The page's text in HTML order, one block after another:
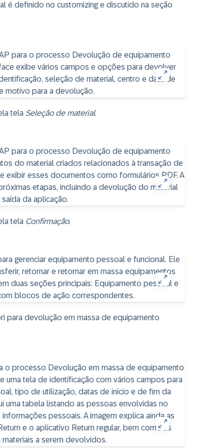
é definido no customizing e discutido na seção
tela Seleção de material.
tela Confirmação.
para devolução em massa de equipamento